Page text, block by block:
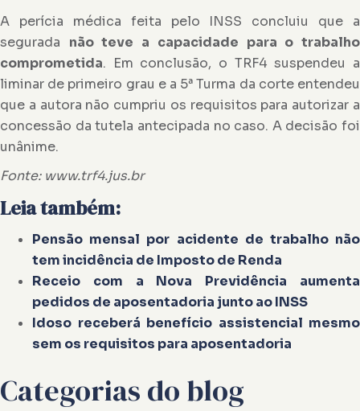
A perícia médica feita pelo INSS concluiu que a
segurada não teve a capacidade para o trabalho
comprometida. Em conclusão, o TRF4 suspendeu a
liminar de primeiro grau e a 5ª Turma da corte entendeu
que a autora não cumpriu os requisitos para autorizar a
concessão da tutela antecipada no caso. A decisão foi
unânime.
Fonte: www.trf4.jus.br
Leia também:
Pensão mensal por acidente de trabalho não
tem incidência de Imposto de Renda
Receio com a Nova Previdência aumenta
pedidos de aposentadoria junto ao INSS
Idoso receberá benefício assistencial mesmo
sem os requisitos para aposentadoria
Categorias do blog